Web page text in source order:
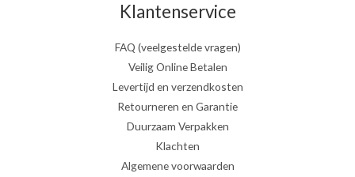
Klantenservice
FAQ (veelgestelde vragen)
Veilig Online Betalen
Levertijd en verzendkosten
Retourneren en Garantie
Duurzaam Verpakken
Klachten
Algemene voorwaarden